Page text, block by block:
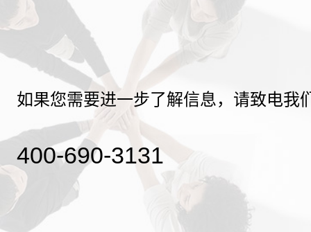
如果您需要进一步了解信息，请致电我
400-690-3131